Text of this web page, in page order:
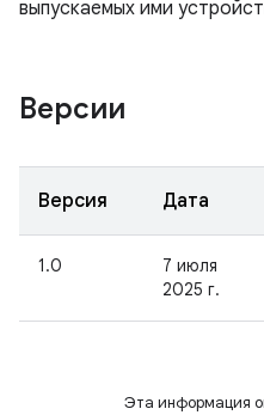
выпускаемых ими
Версии
Версия Дата
1.0
7 июля
2025 г.
Эта информация